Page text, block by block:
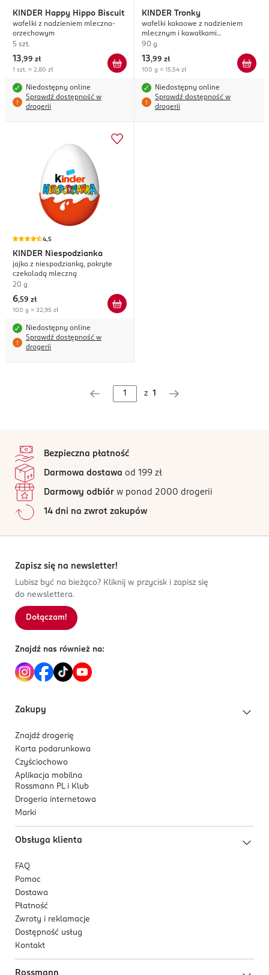
KINDER Happy Hippo Biscuit
wafelki z nadzieniem mleczno-
orzechowym
5 szt.
13,99 zł
1 szt. = 2,80 zł
Niedostępny online
Sprawdź dostępność w
drogerii
KINDER Tronky
wafelki kakaowe z nadzieniem
mlecznym i kawałkami
herbatników
90 g
13,99 zł
100 g = 15,54 zł
Niedostępny online
Sprawdź dostępność w
drogerii
4,5
KINDER Niespodzianka
jajko z niespodzianką, pokryte
czekoladą mleczną
20 g
6,59 zł
100 g = 32,95 zł
Niedostępny online
Sprawdź dostępność w
drogerii
z 1
Bezpieczna płatność
Darmowa dostawa od 199 zł
Darmowy odbiór w ponad 2000 drogerii
14 dni na zwrot zakupów
Zapisz się na newsletter!
Lubisz być na bieżąco? Kliknij w przycisk i zapisz się
do newslettera.
Dołączam!
Znajdź nas również na:
Zakupy
Znajdź drogerię
Karta podarunkowa
Czyściochowo
Aplikacja mobilna
Rossmann PL i Klub
Drogeria internetowa
Marki
Obsługa klienta
FAQ
Pomoc
Dostawa
Płatność
Zwroty i reklamacje
Dostępność usług
Kontakt
Rossmann